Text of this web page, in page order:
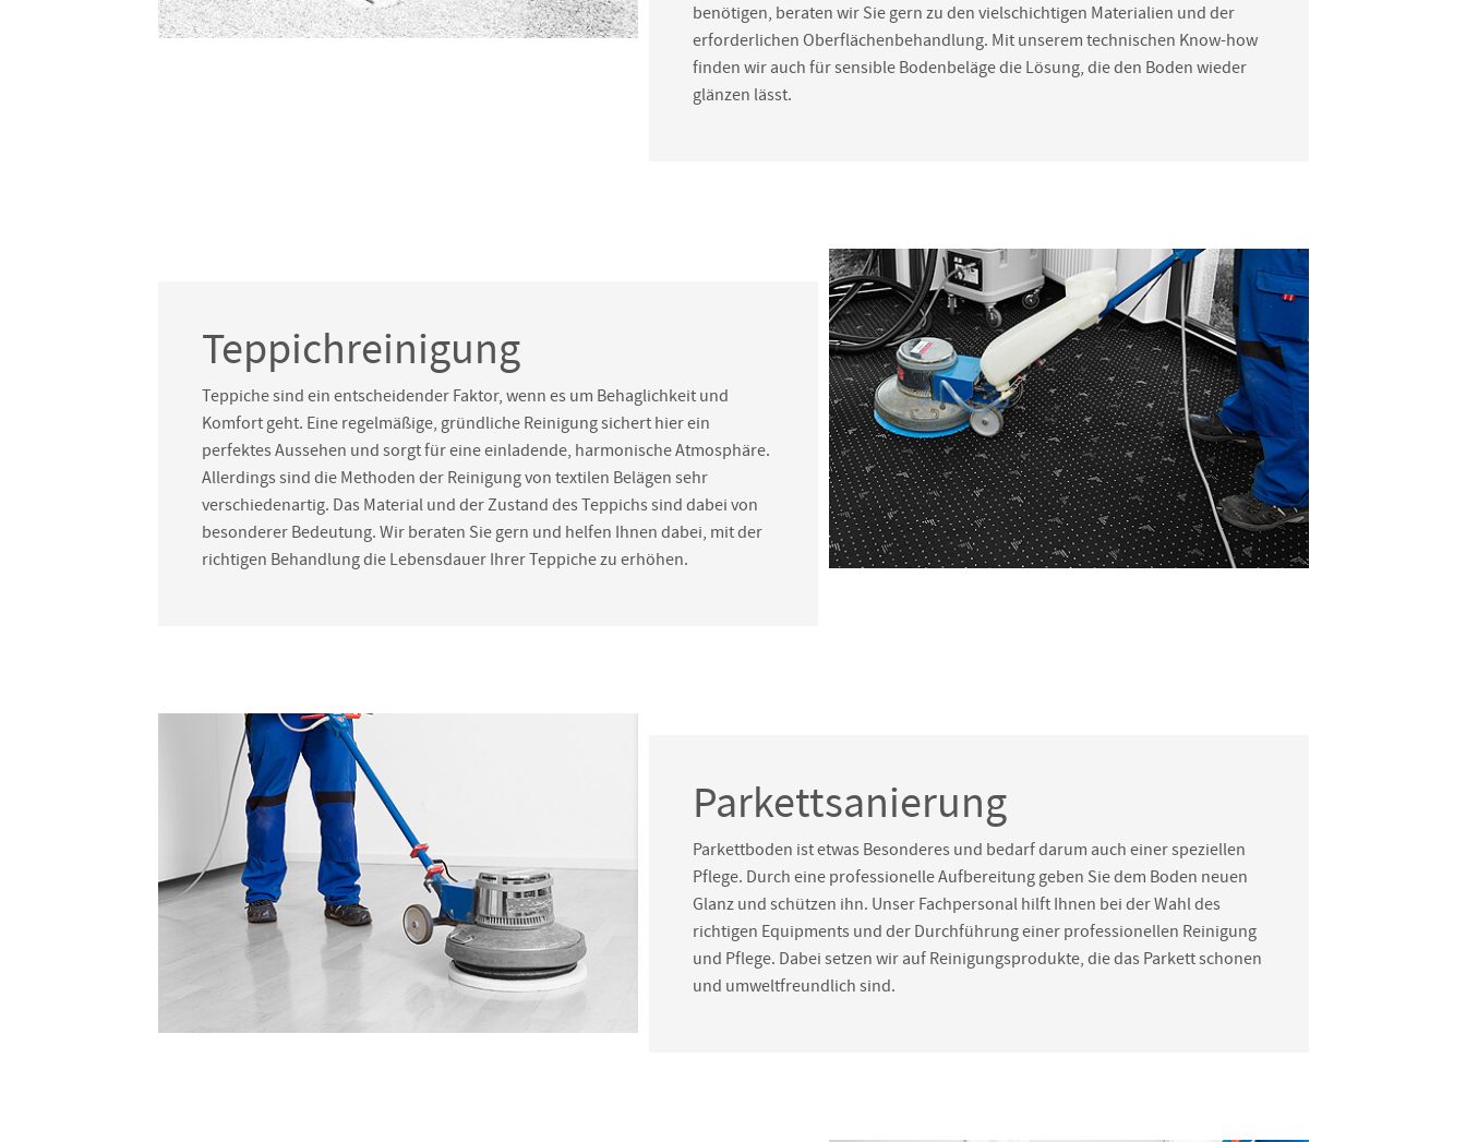
benötigen, beraten wir Sie gern zu den vielschichtigen Materialien und der
erforderlichen Oberflächenbehandlung. Mit unserem technischen Know-how
finden wir auch für sensible Bodenbeläge die Lösung, die den Boden wieder
glänzen lässt.
Teppichreinigung
Teppiche sind ein entscheidender Faktor, wenn es um Behaglichkeit und
Komfort geht. Eine regelmäßige, gründliche Reinigung sichert hier ein
perfektes Aussehen und sorgt für eine einladende, harmonische Atmosphäre.
Allerdings sind die Methoden der Reinigung von textilen Belägen sehr
verschiedenartig. Das Material und der Zustand des Teppichs sind dabei von
besonderer Bedeutung. Wir beraten Sie gern und helfen Ihnen dabei, mit der
richtigen Behandlung die Lebensdauer Ihrer Teppiche zu erhöhen.
Parkettsanierung
Parkettboden ist etwas Besonderes und bedarf darum auch einer speziellen
Pflege. Durch eine professionelle Aufbereitung geben Sie dem Boden neuen
Glanz und schützen ihn. Unser Fachpersonal hilft Ihnen bei der Wahl des
richtigen Equipments und der Durchführung einer professionellen Reinigung
und Pflege. Dabei setzen wir auf Reinigungsprodukte, die das Parkett schonen
und umweltfreundlich sind.